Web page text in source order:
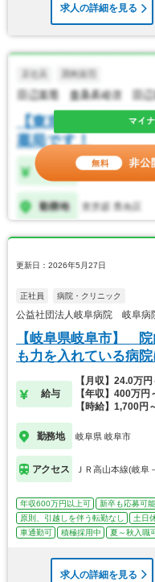
求人の詳細を見る
更新日：2026年5月27日
正社員 病院・クリニック
公益社団法人岐阜病院 岐阜病
【岐阜県岐阜市】
も力を入れている病
給与
【月収】24.0万
【年収】400万
【時給】1,700円
勤務地 岐阜県 岐阜市
アクセス ＪＲ高山本線(岐阜
年収600万円以上可 新卒も応募可能
原則、引越しを伴う転勤なし
土日
車通勤可
積極採用中 夏～秋入職
求人の詳細を見る